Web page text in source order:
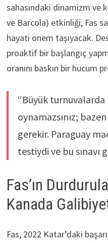
sahasındaki dinamizm ve
ve Barcola) etkinliği, Fas
hayati önem taşıyacak.
proaktif bir başlangıç
oranını baskın bir hücum
“Büyük
oynamazsınız;
gerekir. Paraguay
testiydi ve bu sınavı
Fas’ın
Kanada
Fas, 2022 Katar’daki